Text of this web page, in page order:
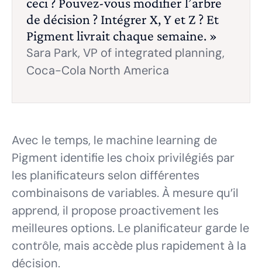
de décision ? Intégrer X, Y et Z ? Et
Pigment livrait chaque semaine. »
Sara Park, VP of integrated planning,
Coca-Cola North America
Avec le temps, le machine learning de
Pigment identifie les choix privilégiés par
les planificateurs selon différentes
combinaisons de variables. À mesure qu’il
apprend, il propose proactivement les
meilleures options. Le planificateur garde le
contrôle, mais accède plus rapidement à la
décision.